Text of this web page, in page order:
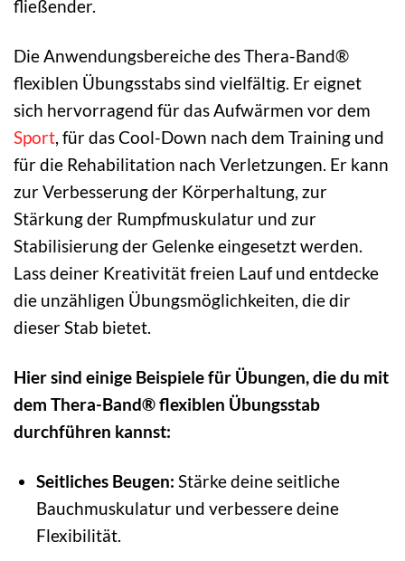
fließender.
Die Anwendungsbereiche des Thera-Band®
flexiblen Übungsstabs sind vielfältig. Er eignet
sich hervorragend für das Aufwärmen vor dem
Sport, für das Cool-Down nach dem Training und
für die Rehabilitation nach Verletzungen. Er kann
zur Verbesserung der Körperhaltung, zur
Stärkung der Rumpfmuskulatur und zur
Stabilisierung der Gelenke eingesetzt werden.
Lass deiner Kreativität freien Lauf und entdecke
die unzähligen Übungsmöglichkeiten, die dir
dieser Stab bietet.
Hier sind einige Beispiele für Übungen, die du mit
dem Thera-Band® flexiblen Übungsstab
durchführen kannst:
Seitliches Beugen: Stärke deine seitliche
Bauchmuskulatur und verbessere deine
Flexibilität.